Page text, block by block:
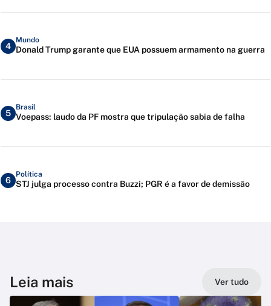
4
Mundo
Donald Trump garante que EUA possuem armamento na guerra
5
Brasil
Voepass: laudo da PF mostra que tripulação sabia de falha
6
Política
STJ julga processo contra Buzzi; PGR é a favor de demissão
Leia mais Ver tudo